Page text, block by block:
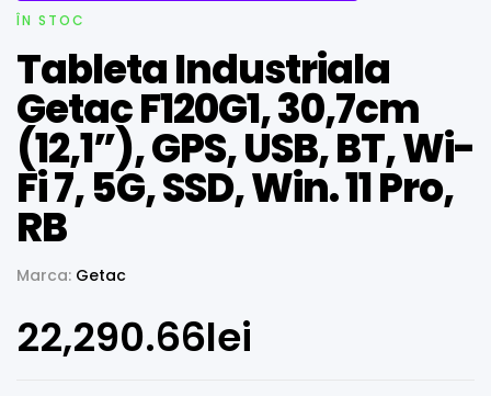
ÎN STOC
Tableta Industriala
Getac F120G1, 30,7cm
(12,1”), GPS, USB, BT, Wi-
Fi 7, 5G, SSD, Win. 11 Pro,
RB
Marca: Getac
22,290.66lei